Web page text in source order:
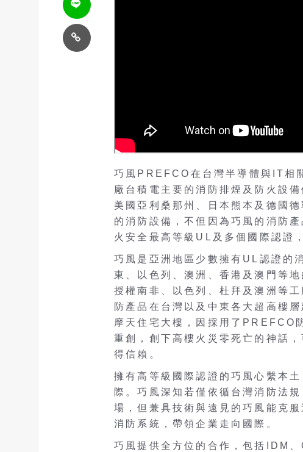
巧風PREFCO在台灣半導體與IT相
廠台積電主要的消防排煙及防火設
美國亞利桑那州、日本熊本及德國
的消防設備，不但因為巧風的消防
火安全最高等級UL及多個國際認證
巧風是亞洲地區少數擁有UL認證的
東、以色列、澳洲、香港及澳門等
授權南非、以色列、杜拜及澳洲等
防產品在台灣以及中東各大超高樓
摩天住宅大樓，因採用了PREFCO
重創，創下高樓火災零死亡的神話
得信賴。
擁有高等級國際認證的巧風心繫本
際。巧風深知若僅依循台灣消防法
場，但兼具技術與遠見的巧風能克
消防系統，帶領企業走向國際。
巧風提供全方位的合作，包括IDM